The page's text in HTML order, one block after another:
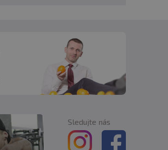
Sledujte nás